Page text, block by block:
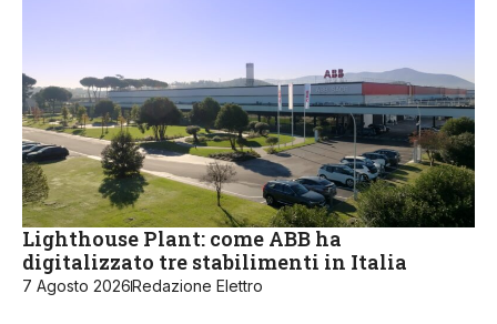
Lighthouse Plant: come ABB ha
digitalizzato tre stabilimenti in Italia
7 Agosto 2026Redazione Elettro